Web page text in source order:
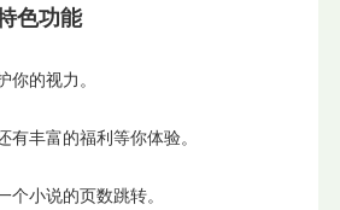
色功能
的视力。
丰富的福利等你体验。
小说的页数跳转。